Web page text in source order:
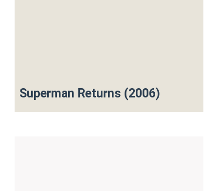
Superman Returns (2006)